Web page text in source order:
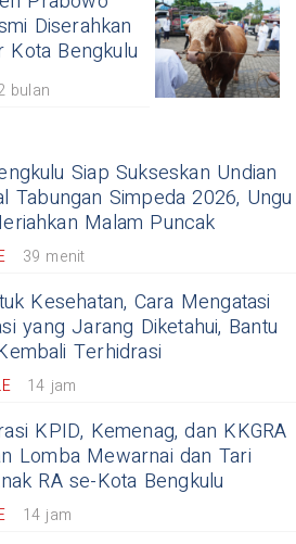
Diserahkan
Bengkulu
bulan
Siap Sukseskan Undian
Tabungan Simpeda 2026, Ungu
Malam Puncak
39 menit
Kesehatan, Cara Mengatasi
yang Jarang Diketahui, Bantu
Terhidrasi
14 jam
KPID, Kemenag, dan KKGRA
Lomba Mewarnai dan Tari
RA se-Kota Bengkulu
14 jam